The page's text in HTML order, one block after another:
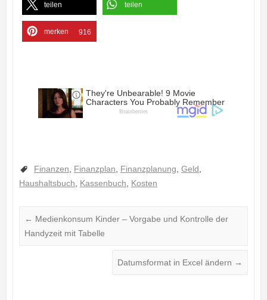
teilen teilen
merken 916
Finanzen, Finanzplan, Finanzplanung, Geld,
Haushaltsbuch, Kassenbuch, Kosten
← Medienkonsum Kinder – Vorgabe und Kontrolle der
Handyzeit mit Tabelle
Datumsformat in Excel ändern →